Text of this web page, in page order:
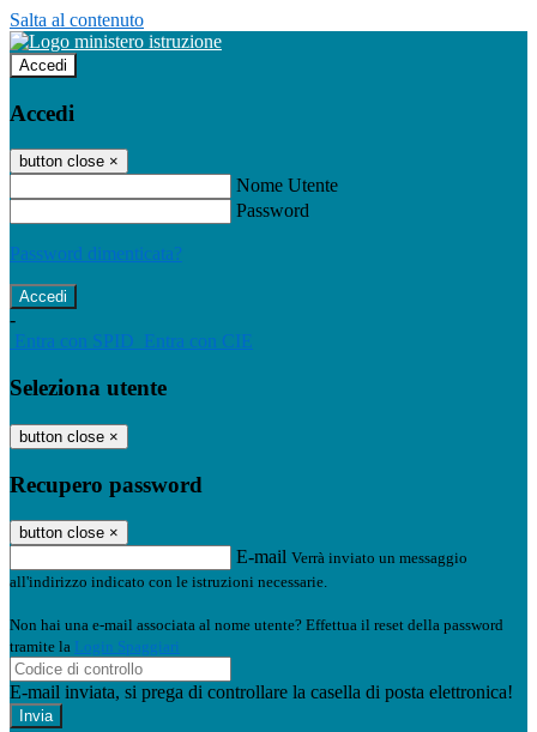
Salta al contenuto
Accedi
Accedi
button close ×
Nome Utente
Password
Password dimenticata?
-
Entra con SPID Entra con CIE
Seleziona utente
button close ×
Recupero password
button close ×
E-mail Verrà inviato un messaggio
all'indirizzo indicato con le istruzioni necessarie.
Non hai una e-mail associata al nome utente? Effettua il reset della password
tramite la Login Spaggiari
E-mail inviata, si prega di controllare la casella di posta elettronica!